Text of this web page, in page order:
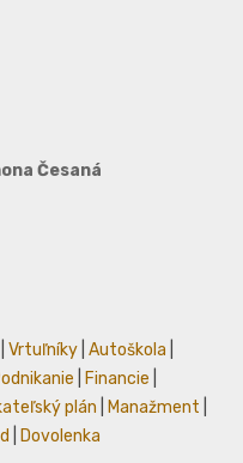
Česaná
Vrtuľníky Autoškola
Financie
plán Manažment
Dovolenka